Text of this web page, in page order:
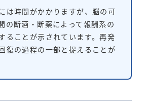
は時間がかかりますが、脳の可
の断酒・断薬によって報酬系の
ることが示されています。再発
復の過程の一部と捉えることが